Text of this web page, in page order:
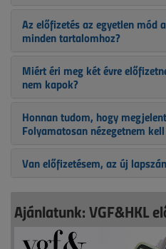
Az előfizetés az egyetlen mód
minden tartalomhoz?
Miért éri meg két évre
nem kapok?
Honnan tudom, hogy
Folyamatosan nézegetnem
Van előfizetésem, az új
Ajánlatunk: VGF&HKL